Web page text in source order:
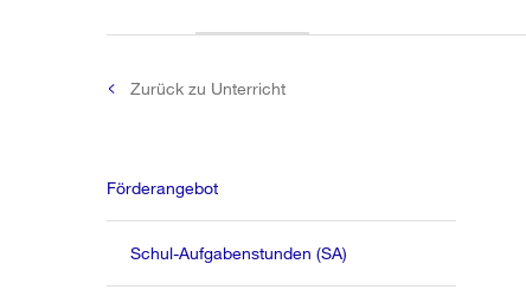
Zurück zu Unterricht
Förderangebot
Schul-Aufgabenstunden (SA)